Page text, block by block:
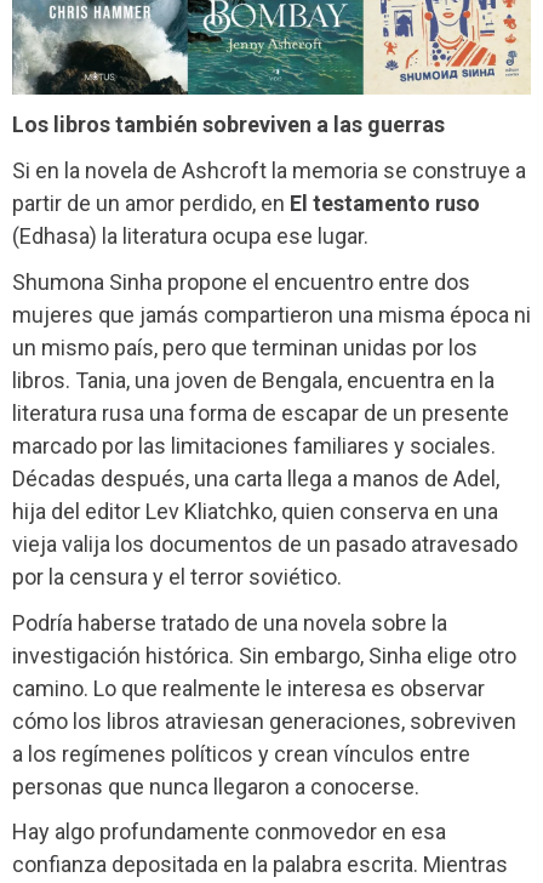
Los libros también sobreviven a las guerras
Si en la novela de Ashcroft la memoria se construye a
partir de un amor perdido, en El testamento ruso
(Edhasa) la literatura ocupa ese lugar.
Shumona Sinha propone el encuentro entre dos
mujeres que jamás compartieron una misma época ni
un mismo país, pero que terminan unidas por los
libros. Tania, una joven de Bengala, encuentra en la
literatura rusa una forma de escapar de un presente
marcado por las limitaciones familiares y sociales.
Décadas después, una carta llega a manos de Adel,
hija del editor Lev Kliatchko, quien conserva en una
vieja valija los documentos de un pasado atravesado
por la censura y el terror soviético.
Podría haberse tratado de una novela sobre la
investigación histórica. Sin embargo, Sinha elige otro
camino. Lo que realmente le interesa es observar
cómo los libros atraviesan generaciones, sobreviven
a los regímenes políticos y crean vínculos entre
personas que nunca llegaron a conocerse.
Hay algo profundamente conmovedor en esa
confianza depositada en la palabra escrita. Mientras